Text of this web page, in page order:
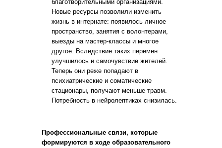
Профессиональные связи, которые
формируются в ходе образовательного
благотворительными организациями.
Новые ресурсы позволили изменить
жизнь в интернате: появилось личное
пространство, занятия с волонтерами,
выезды на мастер-классы и многое
другое. Вследствие таких перемен
улучшилось и самочувствие жителей.
Теперь они реже попадают в
психиатрические и соматические
стационары, получают меньше травм.
Потребность в нейролептиках снизилась.